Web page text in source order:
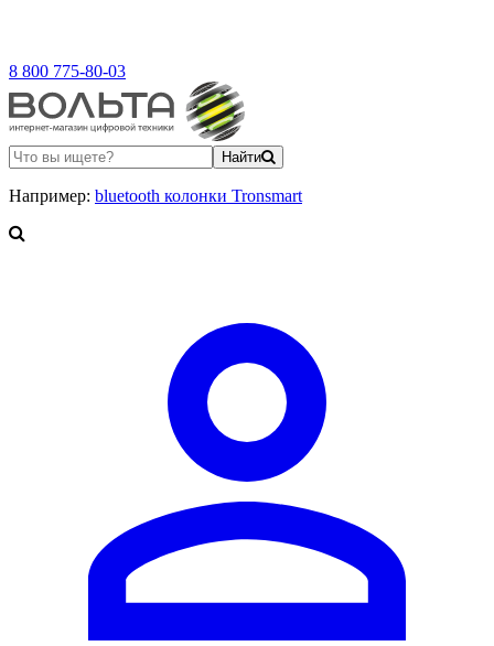
8 800 775-80-03
Найти
Например: bluetooth колонки Tronsmart